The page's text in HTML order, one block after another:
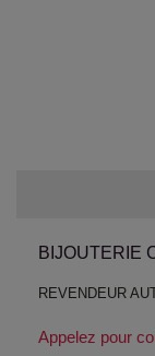
BIJOUTERIE
REVENDEUR
Appelez pour